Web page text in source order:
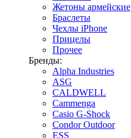
Жетоны армейские
Браслеты
Чехлы iPhone
Прицелы
Прочее
Бренды:
Alpha Industries
ASG
CALDWELL
Cammenga
Casio G-Shock
Condor Outdoor
ESS